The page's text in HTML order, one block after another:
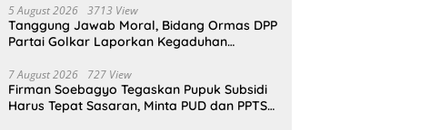
5 August 2026 3713 View
Tanggung Jawab Moral, Bidang Ormas DPP
Partai Golkar Laporkan Kegaduhan
7 August 2026 727 View
Firman Soebagyo Tegaskan Pupuk Subsidi
Harus Tepat Sasaran, Minta PUD dan PPTS